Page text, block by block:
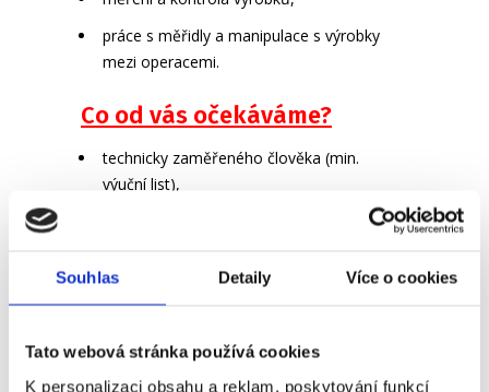
Souhlas Detaily Více o cookies
Tato webová stránka používá cookies
K personalizaci obsahu a reklam, poskytování funkcí
práce s měřidly a manipulace s výrobky
mezi operacemi.
Co od vás očekáváme?
technicky zaměřeného člověka (min.
výuční list),
s ochotou pracovat ve 3směnném
provozu.
Zaujala vás tato pracovní pozice?
Neváhejte a přihlaste se prostřednictvím